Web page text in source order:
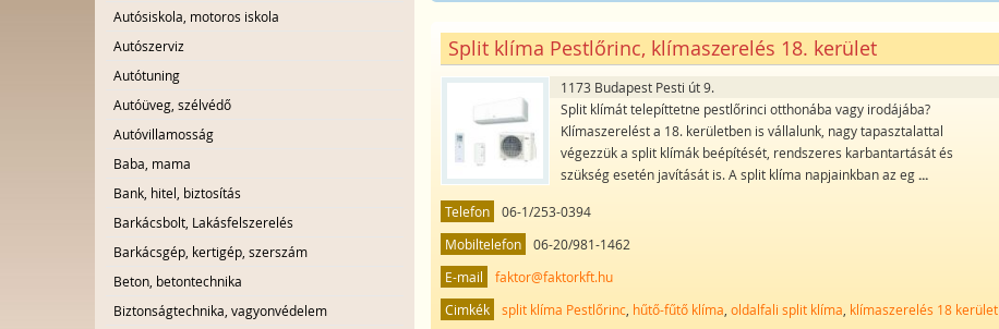
Autósiskola, motoros iskola
Autószerviz
Autótuning
Autóüveg, szélvédő
Autóvillamosság
Baba, mama
Bank, hitel, biztosítás
Barkácsbolt, Lakásfelszerelés
Barkácsgép, kertigép, szerszám
Beton, betontechnika
Biztonságtechnika, vagyonvédelem
Split klíma Pestlőrinc, klímaszerelés 18. kerület
1173 Budapest Pesti út 9.
Split klímát telepíttetne pestlőrinci otthonába vagy irodájába?
Klímaszerelést a 18. kerületben is vállalunk, nagy tapasztalattal
végezzük a split klímák beépítését, rendszeres karbantartását és
szükség esetén javítását is. A split klíma napjainkban az eg...
Telefon
06-1/253-0394
Mobiltelefon
06-20/981-1462
E-mail
faktor@faktorkft.hu
Cimkék
split klíma Pestlőrinc hűtő-fűtő klíma ,oldalfali split klíma klímaszerelés 18 kerület